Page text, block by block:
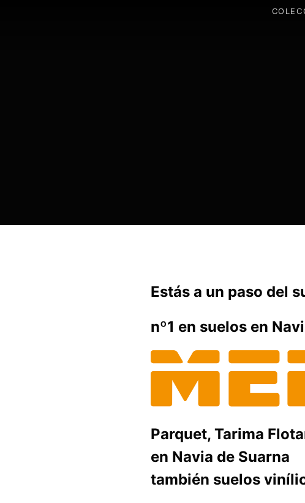
Estás a un paso del
nº1 en suelos en
Parquet, Tarima
en Navia de Suarna
también suelos